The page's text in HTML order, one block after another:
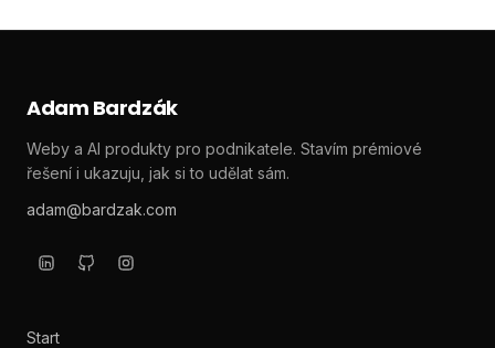
Adam Bardzák
Weby a AI produkty pro podnikatele. Stavím prémiové
řešení i ukazuju, jak si to udělat sám.
adam@bardzak.com
Start